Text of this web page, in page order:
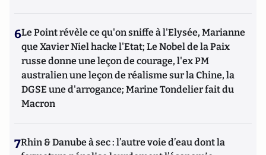
6Le Point révèle ce qu'on sniffe à l'Elysée, Marianne
que Xavier Niel hacke l'Etat; Le Nobel de la Paix
russe donne une leçon de courage, l'ex PM
australien une leçon de réalisme sur la Chine, la
DGSE une d'arrogance; Marine Tondelier fait du
Macron
7Rhin & Danube à sec : l’autre voie d’eau dont la